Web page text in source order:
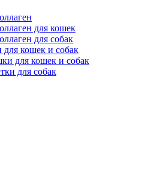
для кошек
для собак
кошек и собак
для кошек и собак
для собак